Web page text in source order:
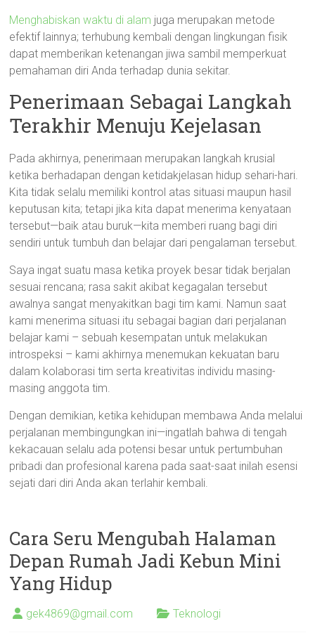
Menghabiskan waktu di alam juga merupakan metode
efektif lainnya; terhubung kembali dengan lingkungan fisik
dapat memberikan ketenangan jiwa sambil memperkuat
pemahaman diri Anda terhadap dunia sekitar.
Penerimaan Sebagai Langkah
Terakhir Menuju Kejelasan
Pada akhirnya, penerimaan merupakan langkah krusial
ketika berhadapan dengan ketidakjelasan hidup sehari-hari.
Kita tidak selalu memiliki kontrol atas situasi maupun hasil
keputusan kita; tetapi jika kita dapat menerima kenyataan
tersebut—baik atau buruk—kita memberi ruang bagi diri
sendiri untuk tumbuh dan belajar dari pengalaman tersebut.
Saya ingat suatu masa ketika proyek besar tidak berjalan
sesuai rencana; rasa sakit akibat kegagalan tersebut
awalnya sangat menyakitkan bagi tim kami. Namun saat
kami menerima situasi itu sebagai bagian dari perjalanan
belajar kami – sebuah kesempatan untuk melakukan
introspeksi – kami akhirnya menemukan kekuatan baru
dalam kolaborasi tim serta kreativitas individu masing-
masing anggota tim.
Dengan demikian, ketika kehidupan membawa Anda melalui
perjalanan membingungkan ini—ingatlah bahwa di tengah
kekacauan selalu ada potensi besar untuk pertumbuhan
pribadi dan profesional karena pada saat-saat inilah esensi
sejati dari diri Anda akan terlahir kembali.
Cara Seru Mengubah Halaman
Depan Rumah Jadi Kebun Mini
Yang Hidup
gek4869@gmail.com Teknologi